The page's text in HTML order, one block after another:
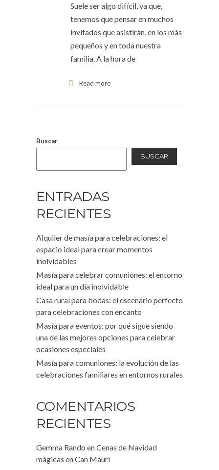
Suele ser algo difícil, ya que,
tenemos que pensar en muchos
invitados que asistirán, en los más
pequeños y en toda nuestra
familia. A la hora de
Read more
Buscar
BUSCAR
ENTRADAS
RECIENTES
Alquiler de masía para celebraciones: el
espacio ideal para crear momentos
inolvidables
Masía para celebrar comuniones: el entorno
ideal para un día inolvidable
Casa rural para bodas: el escenario perfecto
para celebraciones con encanto
Masía para eventos: por qué sigue siendo
una de las mejores opciones para celebrar
ocasiones especiales
Masía para comuniones: la evolución de las
celebraciones familiares en entornos rurales
COMENTARIOS
RECIENTES
Gemma Rando enCenas de Navidad
mágicas en Can Mauri